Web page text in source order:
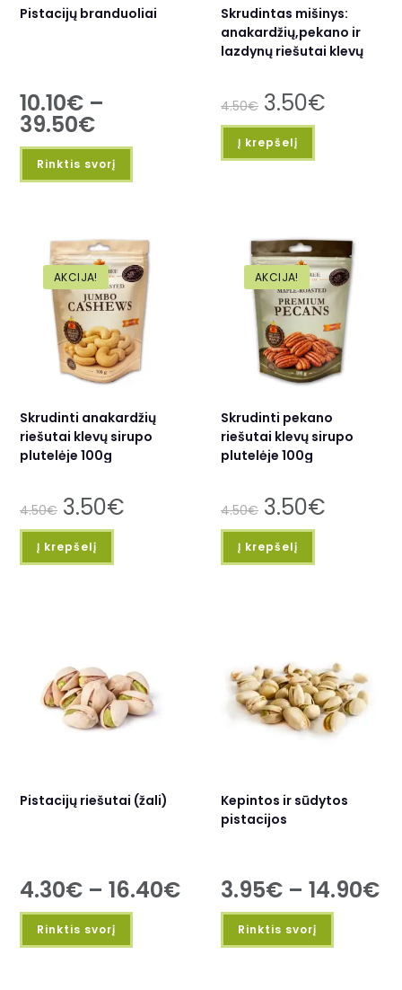
Pistacijų branduoliai
10.10€ –
39.50€
Rinktis svorį
Skrudintas mišinys:
anakardžių,pekano ir
lazdynų riešutai klevų
4.50€ 3.50€
Į krepšelį
AKCIJA!
Skrudinti anakardžių
riešutai klevų sirupo
plutelėje 100g
4.50€ 3.50€
Į krepšelį
AKCIJA!
Skrudinti pekano
riešutai klevų sirupo
plutelėje 100g
4.50€ 3.50€
Į krepšelį
Pistacijų riešutai (žali)
4.30€ – 16.40€
Rinktis svorį
Kepintos ir sūdytos
pistacijos
3.95€ – 14.90€
Rinktis svorį